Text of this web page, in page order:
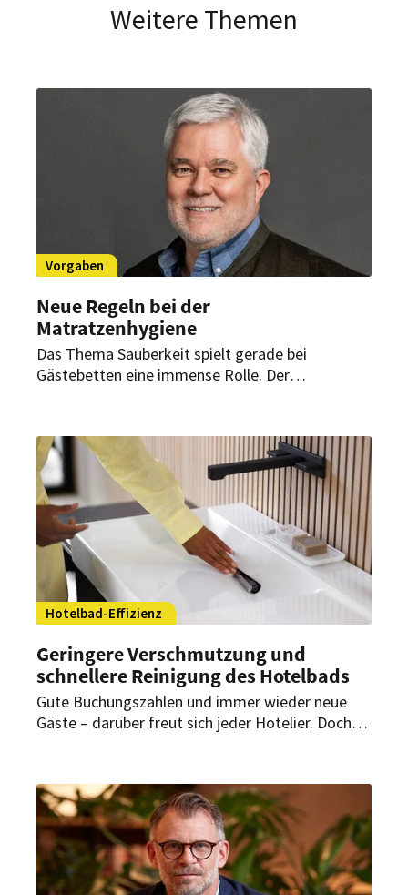
Weitere Themen
Vorgaben
Neue Regeln bei der
Matratzenhygiene
Das Thema Sauberkeit spielt gerade bei
Gästebetten eine immense Rolle. Der
Encasings vor. Swissfeel erfüllt diese neuen
Vorgaben bereits.
Hotelbad-Effizienz
Geringere Verschmutzung und
schnellere Reinigung des Hotelbads
Gute Buchungszahlen und immer wieder neue
Gäste – darüber freut sich jeder Hotelier. Doch
sinnvoll reduzieren und damit die
Wirtschaftlichkeit des Betriebes langfristig
steigern?